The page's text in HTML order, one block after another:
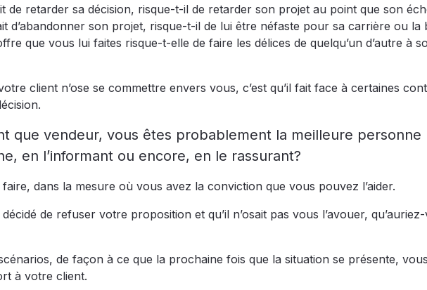
de retarder sa décision, risque-t-il de retarder son projet au point que son
d’abandonner son projet, risque-t-il de lui être néfaste pour sa carrière ou la
que vous lui faites risque-t-elle de faire les délices de quelqu’un d’autre à
client n’ose se commettre envers vous, c’est qu’il fait face à certaines
que vendeur, vous êtes probablement la meilleure personne
en l’informant ou encore, en le rassurant?
dans la mesure où vous avez la conviction que vous pouvez l’aider.
de refuser votre proposition et qu’il n’osait pas vous l’avouer,
de façon à ce que la prochaine fois que la situation se présente,
à votre client.